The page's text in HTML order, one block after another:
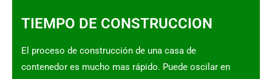
TIEMPO DE CONSTRUCCION
El proceso de construcción de una casa de
contenedor es mucho mas rápido. Puede oscilar en